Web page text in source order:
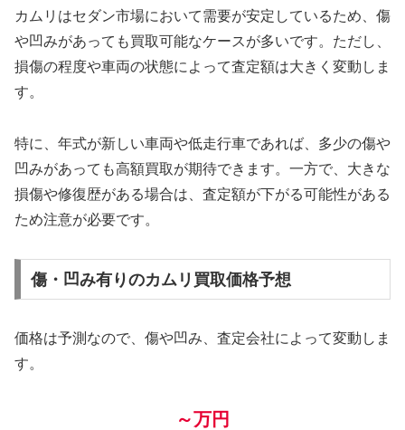
カムリはセダン市場において需要が安定しているため、傷
や凹みがあっても買取可能なケースが多いです。ただし、
損傷の程度や車両の状態によって査定額は大きく変動しま
す。
特に、年式が新しい車両や低走行車であれば、多少の傷や
凹みがあっても高額買取が期待できます。一方で、大きな
損傷や修復歴がある場合は、査定額が下がる可能性がある
ため注意が必要です。
傷・凹み有りのカムリ買取価格予想
価格は予測なので、傷や凹み、査定会社によって変動しま
す。
～万円